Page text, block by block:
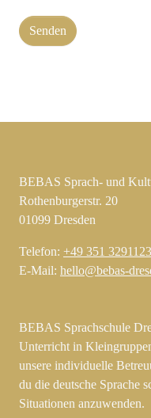
Senden
BEBAS Sprach- und
Rothenburgerstr. 20
01099 Dresden
Telefon: +49 351
E-Mail: hello@bebas-
BEBAS Sprachschule
Unterricht in
unsere individuelle
du die deutsche Sprache
Situationen anzuwenden.